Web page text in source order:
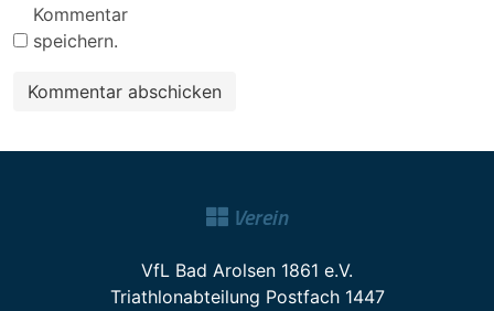
Kommentar
speichern.
Verein
VfL Bad Arolsen 1861 e.V.
Triathlonabteilung Postfach 1447